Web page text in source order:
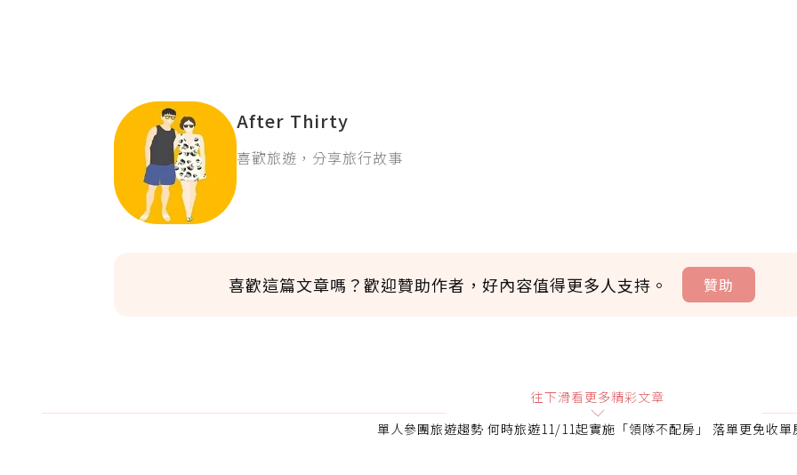
After Thirty
喜歡旅遊，分享旅行故事
喜歡這篇文章嗎？歡迎贊助作者，好內容值得更多人支持。 贊助
往下滑看更多精彩文章
單人參團旅遊趨勢 何時旅遊11/11起實施「領隊不配房」 落單更免收單